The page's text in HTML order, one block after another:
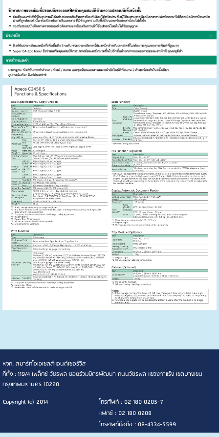
หจก. สมาร์ทโอเอเซลส์แอนด์เซอร์วิส
ที่ตั้ง : 119/4 เพล็กซ์ วัชรพล ซอยร่วมมิตรพัฒนา ถนนวัชรพล แขวงท่าแร้ง เขตบางเขน
กรุงเทพมหานคร 10220
Copyright (c) 2014
โทรศัพท์ : 02 180 0205-7
แฟกซ์ : 02 180 0208
โทรศัพท์มือถือ : 08-4334-5599